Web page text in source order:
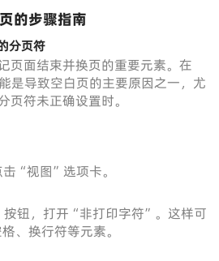
的步骤指南
分页符
页面结束并换页的重要元素。在
是导致空白页的主要原因之一，尤
页符未正确设置时。
“视图”选项卡。
钮，打开“非打印字符”。这样可
、换行符等元素。